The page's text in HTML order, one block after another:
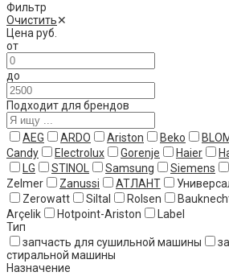
Фильтр
Очистить✕
Ценаруб.
от
до
Подходит для брендов
AEG ARDO Ariston Beko
Candy
Electrolux Gorenje Haier
LG
STINOL Samsung Siemens
Zelmer
Zanussi АТЛАНТ
Zerowatt
Siltal Rolsen
Arçelik
Hotpoint-Ariston
Label
Тип
запчасть для сушильной машины
стиральной машины
Назначение